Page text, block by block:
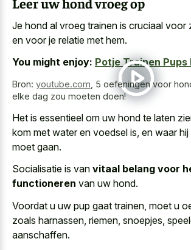
Je hond al vroeg trainen is cruciaal voor
en voor je relatie met hem.
You might enjoy: Potje Trainen Pups
Bron: youtube.com 5 oefeningen voor
elke dag zou moeten doen!
Het is essentieel om uw hond te laten
kom met water en voedsel is, en waar
moet gaan.
Socialisatie is van vitaal belang voor
functioneren van uw hond.
Voordat u uw pup gaat trainen, moet u
zoals harnassen, riemen, snoepjes,
aanschaffen.